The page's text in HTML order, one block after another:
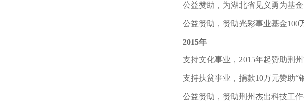
公益赞助，为湖北省见义勇为基金
公益赞助，赞助光彩事业基金100
2015年
支持文化事业，2015年起赞助荆
支持扶贫事业，捐款10万元赞助“
公益赞助，赞助荆州杰出科技工